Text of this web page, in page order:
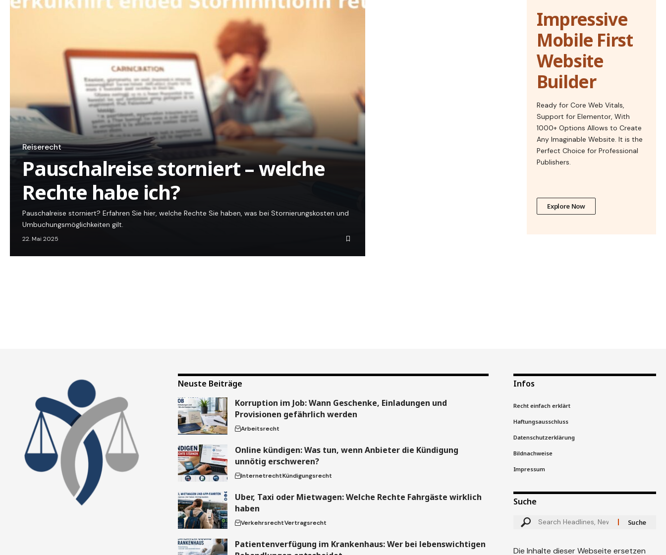
Reiserecht
Pauschalreise storniert – welche
Rechte habe ich?
Pauschalreise storniert? Erfahren Sie hier, welche Rechte Sie haben, was bei Stornierungskosten und
Umbuchungsmöglichkeiten gilt.
22. Mai 2025
Impressive
Mobile First
Website
Builder
Ready for Core Web Vitals,
Support for Elementor, With
1000+ Options Allows to Create
Any Imaginable Website. It is the
Perfect Choice for Professional
Publishers.
Explore Now
Neuste Beiträge
Korruption im Job: Wann Geschenke, Einladungen und
Provisionen gefährlich werden
Arbeitsrecht
Online kündigen: Was tun, wenn Anbieter die Kündigung
unnötig erschweren?
InternetrechtKündigungsrecht
Uber, Taxi oder Mietwagen: Welche Rechte Fahrgäste wirklich
haben
VerkehrsrechtVertragsrecht
Patientenverfügung im Krankenhaus: Wer bei lebenswichtigen
Infos
Recht einfach erklärt
Haftungsausschluss
Datenschutzerklärung
Bildnachweise
Impressum
Suche
Die Inhalte dieser Webseite ersetzen